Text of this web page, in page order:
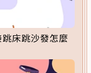
床跳沙發怎麼